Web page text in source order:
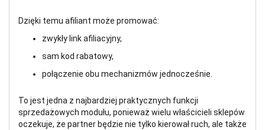
Dzięki temu afiliant może promować:
zwykły link afiliacyjny,
sam kod rabatowy,
połączenie obu mechanizmów jednocześnie.
To jest jedna z najbardziej praktycznych funkcji
sprzedażowych modułu, ponieważ wielu właścicieli sklepów
oczekuje, że partner będzie nie tylko kierował ruch, ale także